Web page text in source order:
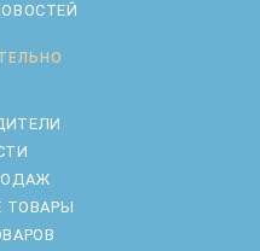
ТОВАРЫ